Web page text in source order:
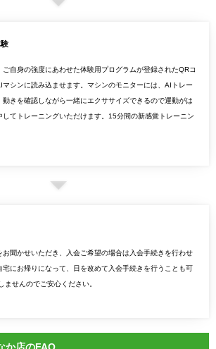
ご自身の強度にあわせた体験用プログラムが登録されたQRコ
シンに読み込ませます。マシンのモニターには、AIトレー
きを確認しながら一緒にエクササイズできるので運動がは
してトレーニングいただけます。15分間の新感覚トレーニン
聞かせいただき、入会ご希望の場合は入会手続きを行わせ
にお帰りになって、日を改めて入会手続きを行うことも可
ませんのでご安心ください。